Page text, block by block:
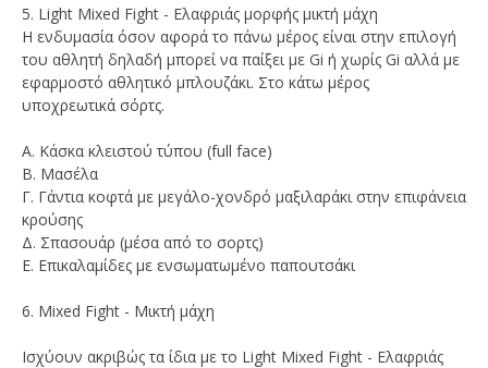
5. Light Mixed Fight - Ελαφριάς μορφής μικτή μάχη
Η ενδυμασία όσον αφορά το πάνω μέρος είναι στην επιλογή
του αθλητή δηλαδή μπορεί να παίξει με Gi ή χωρίς Gi αλλά με
εφαρμοστό αθλητικό μπλουζάκι. Στο κάτω μέρος
υποχρεωτικά σόρτς.
Α. Κάσκα κλειστού τύπου (full face)
Β. Μασέλα
Γ. Γάντια κοφτά με μεγάλο-χονδρό μαξιλαράκι στην επιφάνεια
κρούσης
Δ. Σπασουάρ (μέσα από το σορτς)
Ε. Επικαλαμίδες με ενσωματωμένο παπουτσάκι
6. Mixed Fight - Μικτή μάχη
Ισχύουν ακριβώς τα ίδια με το Light Mixed Fight - Ελαφριάς